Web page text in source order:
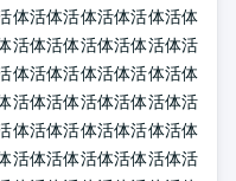
体活体活体活体活体活体
活体活体活体活体活体活
体活体活体活体活体活体
活体活体活体活体活体活
体活体活体活体活体活体
活体活体活体活体活体活